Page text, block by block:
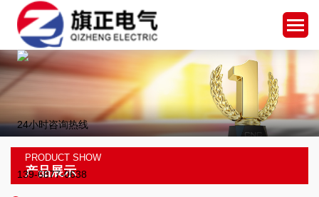
24小时咨询热线
139-6877-0638
PRODUCT SHOW
产品展示